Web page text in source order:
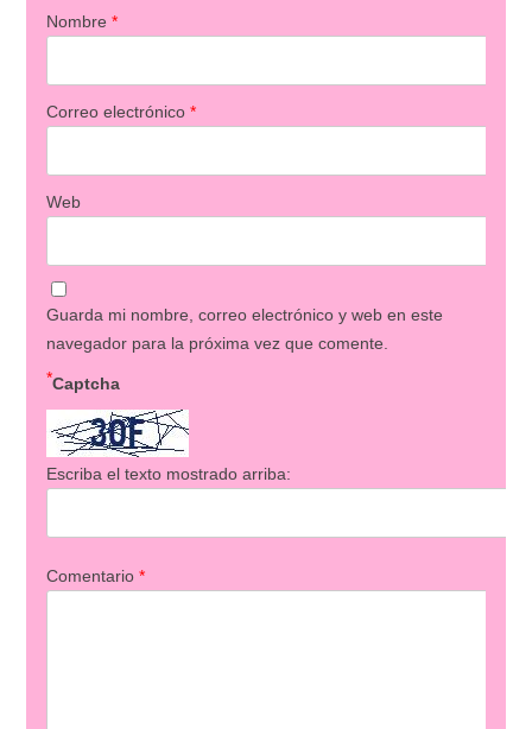
Nombre *
Correo electrónico *
Web
Guarda mi nombre, correo electrónico y web en este
navegador para la próxima vez que comente.
Captcha
*
Escriba el texto mostrado arriba:
Comentario *